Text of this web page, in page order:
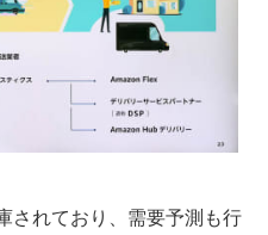
されており、需要予測も行